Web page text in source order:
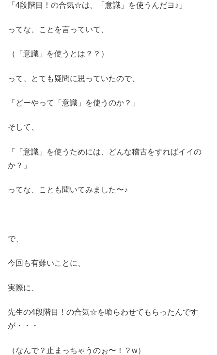
「4段階目！の合気☆は、「意識」を使うんだヨ♪」
ってな、ことを言っていて、
（「意識」を使うとは？？）
って、とても疑問に思っていたので、
「どーやって「意識」を使うのか？」
そして、
「「意識」を使うためには、どんな稽古をすればイイの
か？」
ってな、ことも聞いてみました〜♪
で、
今回も有難いことに、
実際に、
先生の4段階目！の合気☆を喰らわせてもらったんです
が・・・
（なんで？止まっちゃうのぉ〜！？w）